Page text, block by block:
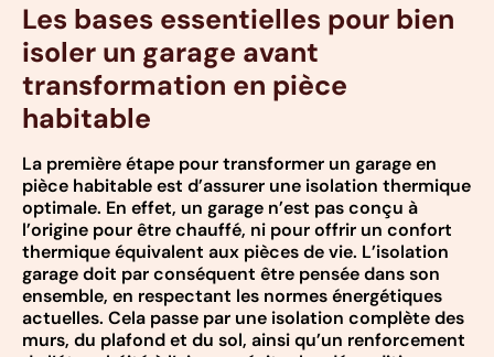
Les bases essentielles pour bien
isoler un garage avant
transformation en pièce
habitable
La première étape pour transformer un garage en
pièce habitable est d’assurer une isolation thermique
optimale. En effet, un garage n’est pas conçu à
l’origine pour être chauffé, ni pour offrir un confort
thermique équivalent aux pièces de vie. L’isolation
garage doit par conséquent être pensée dans son
ensemble, en respectant les normes énergétiques
actuelles. Cela passe par une isolation complète des
murs, du plafond et du sol, ainsi qu’un renforcement